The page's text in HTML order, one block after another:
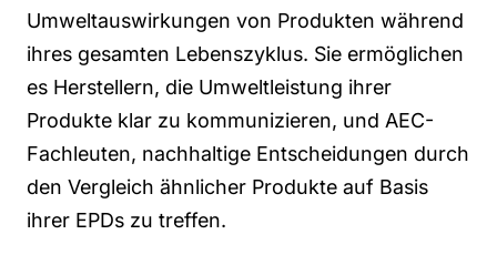
Umweltauswirkungen von Produkten während
ihres gesamten Lebenszyklus. Sie ermöglichen
es Herstellern, die Umweltleistung ihrer
Produkte klar zu kommunizieren, und AEC-
Fachleuten, nachhaltige Entscheidungen durch
den Vergleich ähnlicher Produkte auf Basis
ihrer EPDs zu treffen.